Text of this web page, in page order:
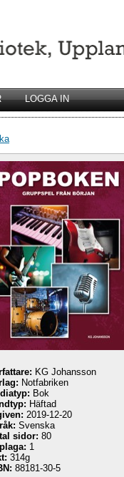
LOGGA IN
KG Johansson
Notfabriken
Bok
Häftad
2019-12-20
Svenska
sidor: 80
1
314g
88181-30-5